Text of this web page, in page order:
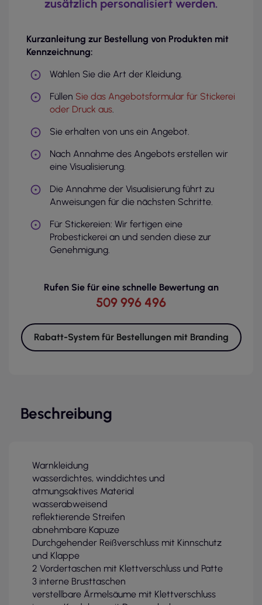
zusätzlich personalisiert werden.
Kurzanleitung zur Bestellung von Produkten mit
Kennzeichnung:
Wählen Sie die Art der Kleidung.
Füllen Sie das Angebotsformular für Stickerei
oder Druck aus.
Sie erhalten von uns ein Angebot.
Nach Annahme des Angebots erstellen wir
eine Visualisierung.
Die Annahme der Visualisierung führt zu
Anweisungen für die nächsten Schritte.
Für Stickereien: Wir fertigen eine
Probestickerei an und senden diese zur
Genehmigung.
Rufen Sie für eine schnelle Bewertung an
509 996 496
Rabatt-System für Bestellungen mit Branding
Beschreibung
Warnkleidung
wasserdichtes, winddichtes und
atmungsaktives Material
wasserabweisend
reflektierende Streifen
abnehmbare Kapuze
Durchgehender Reißverschluss mit Kinnschutz
und Klappe
2 Vordertaschen mit Klettverschluss und Patte
3 interne Brusttaschen
verstellbare Ärmelsäume mit Klettverschluss